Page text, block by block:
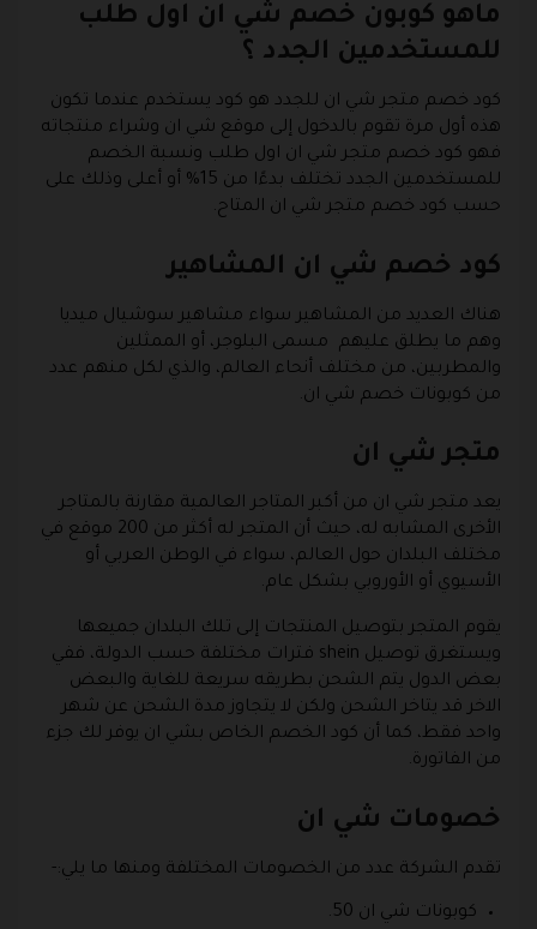
ماهو كوبون خصم شي ان اول طلب
للمستخدمين الجدد ؟
كود خصم متجر شي ان للجدد هو كود يستخدم عندما تكون
هذه أول مرة تقوم بالدخول إلى موقع شي ان وشراء منتجاته
فهو كود خصم متجر شي ان اول طلب ونسبة الخصم
للمستخدمين الجدد تختلف بدءًا من 15% أو أعلى وذلك على
حسب كود خصم متجر شي ان المتاح.
كود خصم شي ان المشاهير
هناك العديد من المشاهير سواء مشاهير سوشيال ميديا
وهم ما يطلق عليهم مسمى البلوجر، أو الممثلين
والمطربين، من مختلف أنحاء العالم، والذي لكل منهم عدد
من كوبونات خصم شي ان.
متجر شي ان
يعد متجر شي ان من أكبر المتاجر العالمية مقارنة بالمتاجر
الأخرى المشابه له، حيث أن المتجر له أكثر من 200 موقع في
مختلف البلدان حول العالم، سواء في الوطن العربي أو
الأسيوي أو الأوروبي بشكل عام.
يقوم المتجر بتوصيل المنتجات إلى تلك البلدان جميعها
ويستغرق توصيل shein فترات مختلفة حسب الدولة، ففي
بعض الدول يتم الشحن بطريقه سريعة للغاية والبعض
الاخر قد يتاخر الشحن ولكن لا يتجاوز مدة الشحن عن شهر
واحد فقط، كما أن كود الخصم الخاص بشي ان يوفر لك جزء
من الفاتورة.
خصومات شي ان
تقدم الشركة عدد من الخصومات المختلفة ومنها ما يلي:-
كوبونات شي ان 50.